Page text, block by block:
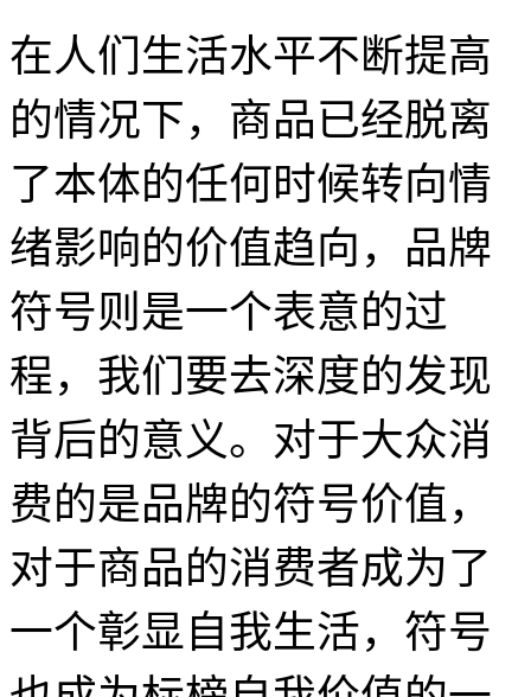
在人们生活水平不断提高
的情况下，商品已经脱离
了本体的任何时候转向情
绪影响的价值趋向，品牌
符号则是一个表意的过
程，我们要去深度的发现
背后的意义。对于大众消
费的是品牌的符号价值，
对于商品的消费者成为了
一个彰显自我生活，符号